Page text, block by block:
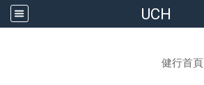
UCH
健行首頁